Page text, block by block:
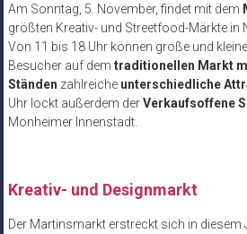
Am Sonntag, 5. November, findet mit dem
größten Kreativ- und Streetfood-Märkte in
Von 11 bis 18 Uhr können große und
Besucher auf dem traditionellen Markt
Ständen zahlreiche unterschiedliche
Uhr lockt außerdem derVerkaufsoffene
Monheimer Innenstadt.
Kreativ- und Designmarkt
Der Martinsmarkt erstreckt sich in diesem